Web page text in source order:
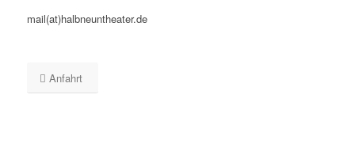
mail(at)halbneuntheater.de
Anfahrt